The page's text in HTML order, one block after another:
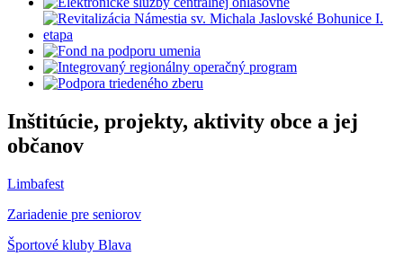
Inštitúcie, projekty, aktivity obce a jej
občanov
Limbafest
Zariadenie pre seniorov
Športové kluby Blava